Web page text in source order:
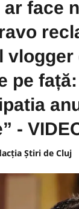
ar face
vlogger
pe
-
Știri de Cluj